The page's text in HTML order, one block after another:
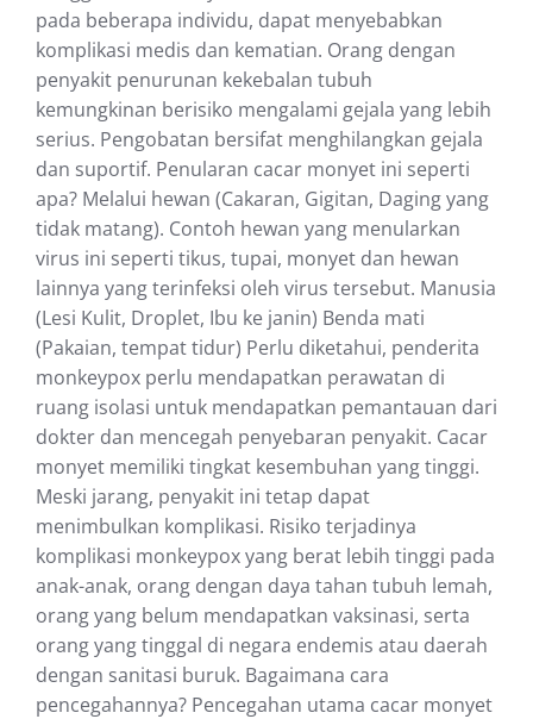
pada beberapa individu, dapat menyebabkan
komplikasi medis dan kematian. Orang dengan
penyakit penurunan kekebalan tubuh
kemungkinan berisiko mengalami gejala yang lebih
serius. Pengobatan bersifat menghilangkan gejala
dan suportif. Penularan cacar monyet ini seperti
apa? Melalui hewan (Cakaran, Gigitan, Daging yang
tidak matang). Contoh hewan yang menularkan
virus ini seperti tikus, tupai, monyet dan hewan
lainnya yang terinfeksi oleh virus tersebut. Manusia
(Lesi Kulit, Droplet, Ibu ke janin) Benda mati
(Pakaian, tempat tidur) Perlu diketahui, penderita
monkeypox perlu mendapatkan perawatan di
ruang isolasi untuk mendapatkan pemantauan dari
dokter dan mencegah penyebaran penyakit. Cacar
monyet memiliki tingkat kesembuhan yang tinggi.
Meski jarang, penyakit ini tetap dapat
menimbulkan komplikasi. Risiko terjadinya
komplikasi monkeypox yang berat lebih tinggi pada
anak-anak, orang dengan daya tahan tubuh lemah,
orang yang belum mendapatkan vaksinasi, serta
orang yang tinggal di negara endemis atau daerah
dengan sanitasi buruk. Bagaimana cara
pencegahannya? Pencegahan utama cacar monyet